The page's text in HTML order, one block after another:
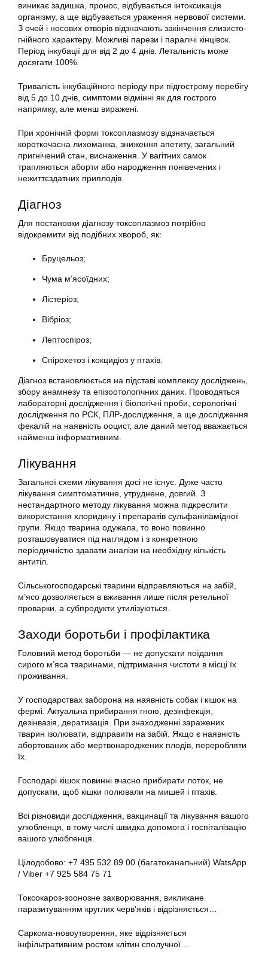
виникає задишка, пронос, відбувається інтоксикація
організму, а ще відбувається ураження нервової системи.
З очей і носових отворів відзначають закінчення слизисто-
гнійного характеру. Можливі парези і паралічі кінцівок.
Період інкубації для від 2 до 4 днів. Летальність може
досягати 100%.
Тривалість інкубаційного періоду при підгострому перебігу
від 5 до 10 днів, симптоми відмінні як для гострого
напрямку, але менш виражені.
При хронічній формі токсоплазмозу відзначається
короткочасна лихоманка, зниження апетиту, загальний
пригнічений стан, виснаження. У вагітних самок
трапляються аборти або народження понівечених і
нежиттєздатних приплодів.
Діагноз
Для постановки діагнозу токсоплазмоз потрібно
відокремити від подібних хвороб, як:
Бруцельоз;
Чума м’ясоїдних;
Лістеріоз;
Вібріоз;
Лептоспіроз;
Спірохетоз і кокцидіоз у птахів.
Діагноз встановлюється на підставі комплексу досліджень,
збору анамнезу та епізоотологічних даних. Проводяться
лабораторні дослідження і біологічні проби, серологічні
дослідження по РСК, ПЛР-дослідження, а ще дослідження
фекалій на наявність ооцист, але даний метод вважається
найменш інформативним.
Лікування
Загальної схеми лікування досі не існує. Дуже часто
лікування симптоматичне, утруднене, довгий. З
нестандартного методу лікування можна підкреслити
використання хлоридину і препаратів сульфаніламідної
групи. Якщо тварина одужала, то воно повинно
розташовуватися під наглядом і з конкретною
періодичністю здавати аналізи на необхідну кількість
антитіл.
Сільськогосподарські тварини відправляються на забій,
м’ясо дозволяється в вживання лише після ретельної
проварки, а субпродукти утилізуються.
Заходи боротьби і профілактика
Головний метод боротьби — не допускати поїдання
сирого м’яса тваринами, підтримання чистоти в місці їх
проживання.
У господарствах заборона на наявність собак і кішок на
фермі. Актуальна прибирання гною, дезінфекція,
дезінвазія, дератизація. При знаходженні заражених
тварин ізолювати, відправити на забій. Якщо є наявність
абортованих або мертвонароджених плодів, переробляти
їх.
Господарі кішок повинні вчасно прибирати лоток, не
допускати, щоб кішки полювали на мишей і птахів.
Всі різновиди дослідження, вакцинації та лікування вашого
улюбленця, в тому числі швидка допомога і госпіталізацію
вашого улюбленця.
Цілодобово: +7 495 532 89 00 (багатоканальний) WatsApp
/ Viber +7 925 584 75 71
Токсокароз-зоонозне захворювання, викликане
паразитуванням круглих черв’яків і відрізняється…
Саркома-новоутворення, яке відрізняється
інфільтративним ростом клітин сполучної…